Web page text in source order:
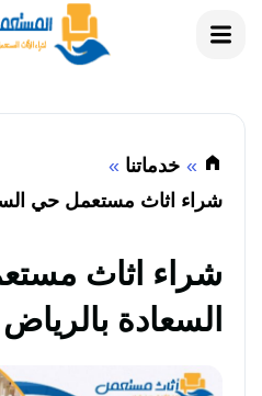
خدماتنا
شراء اثاث مستعمل حي
شراء اثاث
السعادة بالرياض